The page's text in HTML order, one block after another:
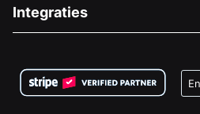
Vacatures
Privacy
Medische Fondsenwerving
Goede Doelen Fondsenwerving
Integraties
Wix Donatie Plugin